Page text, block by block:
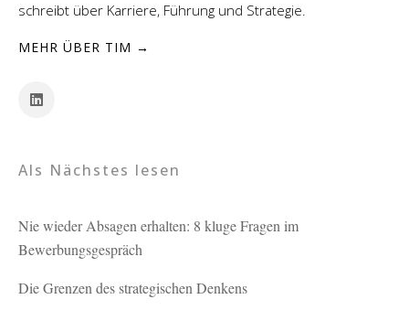
schreibt über Karriere, Führung und Strategie.
MEHR ÜBER TIM →
Als Nächstes lesen
Nie wieder Absagen erhalten: 8 kluge Fragen im
Bewerbungsgespräch
Die Grenzen des strategischen Denkens